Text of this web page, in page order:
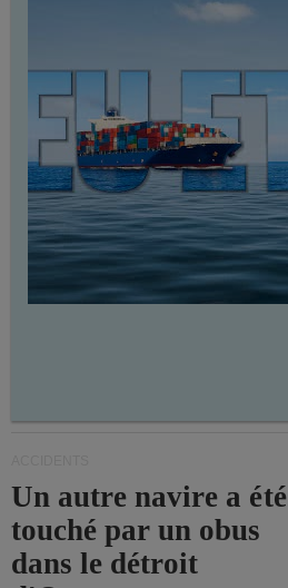
Un autre navire a été
touché par un obus
dans le détroit